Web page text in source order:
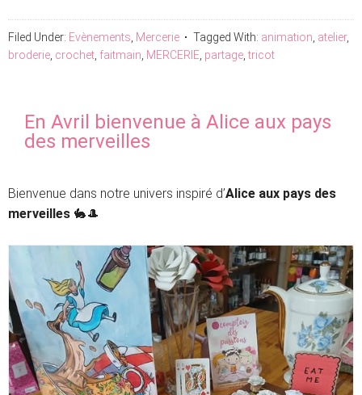
Filed Under: Evènements Mercerie Tagged With: animation atelier,
broderie crochet faitmain MERCERIE partage ,tricot
En Avril bienvenue à Alice aux pays
des merveilles
Bienvenue dans notre univers inspiré d’Alice aux pays des
merveilles 🐇🎩